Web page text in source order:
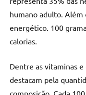
humano adulto. Além
energético. 100
calorias.
Dentre as vitaminas e
destacam pela